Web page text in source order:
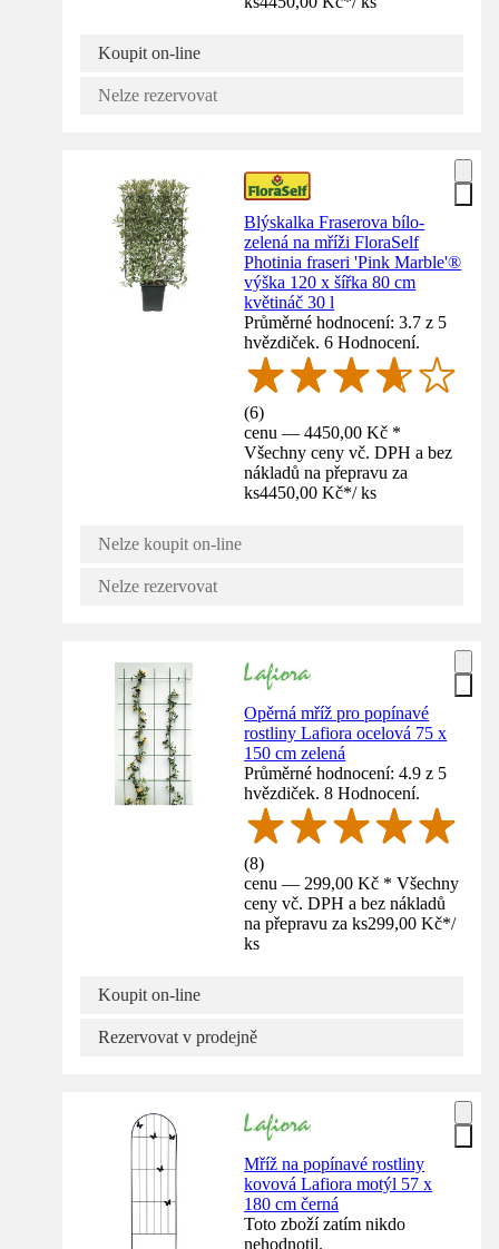
Koupit on-line
Nelze rezervovat
Blýskalka Fraserova bílo-
zelená na mříži FloraSelf
Photinia fraseri 'Pink Marble'®
výška 120 x šířka 80 cm
květináč 30 l
Průměrné hodnocení: 3.7 z 5
hvězdiček. 6 Hodnocení.
(6)
cenu — 4450,00 Kč *
Všechny ceny vč. DPH a bez
nákladů na přepravu za
ks4450,00 Kč*/ ks
Nelze koupit on-line
Nelze rezervovat
Opěrná mříž pro popínavé
rostliny Lafiora ocelová 75 x
150 cm zelená
Průměrné hodnocení: 4.9 z 5
hvězdiček. 8 Hodnocení.
(8)
cenu — 299,00 Kč * Všechny
ceny vč. DPH a bez nákladů
na přepravu za ks299,00 Kč*/
ks
Koupit on-line
Rezervovat v prodejně
Mříž na popínavé rostliny
kovová Lafiora motýl 57 x
180 cm černá
Toto zboží zatím nikdo
nehodnotil.